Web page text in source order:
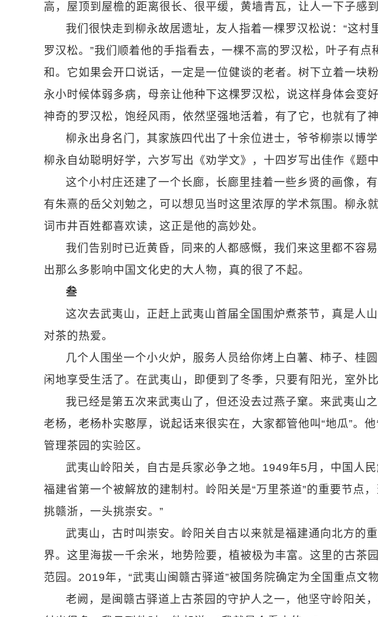
高，屋顶到屋檐的距离很长、很平缓，黄墙青瓦，让人一下子感到
我们很快走到柳永故居遗址，友人指着一棵罗汉松说：“这村
罗汉松。”我们顺着他的手指看去，一棵不高的罗汉松，叶子有
和。它如果会开口说话，一定是一位健谈的老者。树下立着一块
永小时候体弱多病，母亲让他种下这棵罗汉松，说这样身体会变
神奇的罗汉松，饱经风雨，依然坚强地活着，有了它，也就有了神
柳永出身名门，其家族四代出了十余位进士，爷爷柳崇以博
柳永自幼聪明好学，六岁写出《劝学文》，十四岁写出佳作《题中
这个小村庄还建了一个长廊，长廊里挂着一些乡贤的画像，
有朱熹的岳父刘勉之，可以想见当时这里浓厚的学术氛围。柳永
词市井百姓都喜欢读，这正是他的高妙处。
我们告别时已近黄昏，同来的人都感慨，我们来这里都不容
出那么多影响中国文化史的大人物，真的很了不起。
叁
这次去武夷山，正赶上武夷山首届全国围炉煮茶节，真是人
对茶的热爱。
几个人围坐一个小火炉，服务人员给你烤上白薯、柿子、桂
闲地享受生活了。在武夷山，即便到了冬季，只要有阳光，室外比
我已经是第五次来武夷山了，但还没去过燕子窠。来武夷山
老杨，老杨朴实憨厚，说起话来很实在，大家都管他叫“地瓜”。
管理茶园的实验区。
武夷山岭阳关，自古是兵家必争之地。1949年5月，中国人
福建省第一个被解放的建制村。岭阳关是“万里茶道”的重要节点
挑赣浙，一头挑崇安。”
武夷山，古时叫崇安。岭阳关自古以来就是福建通向北方的
界。这里海拔一千余米，地势险要，植被极为丰富。这里的古茶
范园。2019年，“武夷山闽赣古驿道”被国务院确定为全国重点文
老阙，是闽赣古驿道上古茶园的守护人之一，他坚守岭阳关